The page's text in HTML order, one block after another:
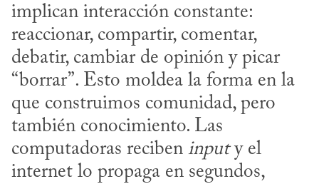
implican interacción constante:
reaccionar, compartir, comentar,
debatir, cambiar de opinión y picar
“borrar”. Esto moldea la forma en la
que construimos comunidad, pero
también conocimiento. Las
computadoras reciben input y el
internet lo propaga en segundos,